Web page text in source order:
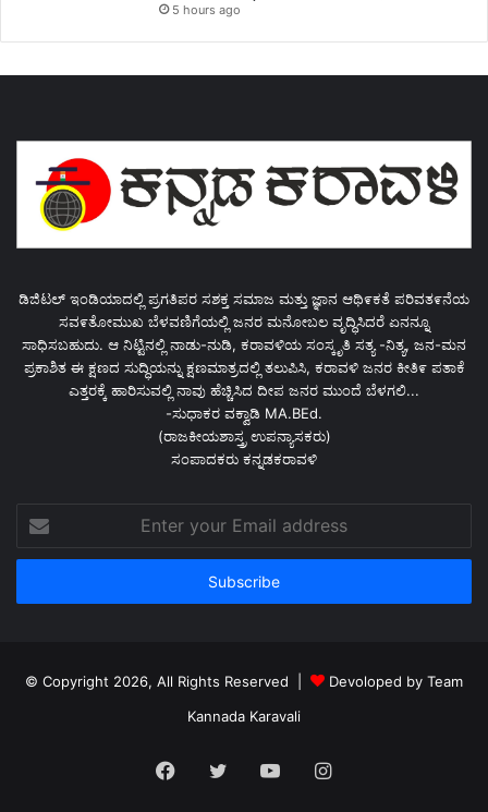
5 hours ago
ಡಿಜಿಟಲ್ ಇಂಡಿಯಾದಲ್ಲಿ ಪ್ರಗತಿಪರ ಸಶಕ್ತ ಸಮಾಜ ಮತ್ತು ಜ್ಞಾನ ಆಥಿ೯ಕತೆ ಪರಿವತ೯ನೆಯ
ಸವ೯ತೋಮುಖ ಬೆಳವಣಿಗೆಯಲ್ಲಿ ಜನರ ಮನೋಬಲ ವೃದ್ಧಿಸಿದರೆ ಏನನ್ನೂ
ಸಾಧಿಸಬಹುದು. ಆ ನಿಟ್ಟಿನಲ್ಲಿ ನಾಡು-ನುಡಿ, ಕರಾವಳಿಯ ಸಂಸ್ಕೃತಿ ಸತ್ಯ -ನಿತ್ಯ, ಜನ-ಮನ
ಪ್ರಕಾಶಿತ ಈ ಕ್ಷಣದ ಸುದ್ಧಿಯನ್ನು ಕ್ಷಣಮಾತ್ರದಲ್ಲಿ ತಲುಪಿಸಿ, ಕರಾವಳಿ ಜನರ ಕೀತಿ೯ ಪತಾಕೆ
ಎತ್ತರಕ್ಕೆ ಹಾರಿಸುವಲ್ಲಿ ನಾವು ಹೆಚ್ಚಿಸಿದ ದೀಪ ಜನರ ಮುಂದೆ ಬೆಳಗಲಿ...
-ಸುಧಾಕರ ವಕ್ವಾಡಿ MA.BEd.
(ರಾಜಕೀಯಶಾಸ್ತ್ರ ಉಪನ್ಯಾಸಕರು)
ಸಂಪಾದಕರು ಕನ್ನಡಕರಾವಳಿ
your
Email
© Copyright 2026, All Rights Reserved |
Devoloped by Team
Kannada Karavali
Facebook
TwitterYouTubeInstagram